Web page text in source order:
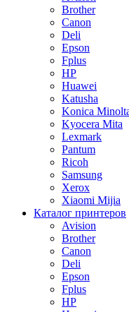
Brother
Canon
Deli
Epson
Fplus
HP
Huawei
Katusha
Konica
Kyocera Mita
Lexmark
Pantum
Ricoh
Samsung
Xerox
Xiaomi Mijia
Каталог принтеров
Avision
Brother
Canon
Deli
Epson
Fplus
HP